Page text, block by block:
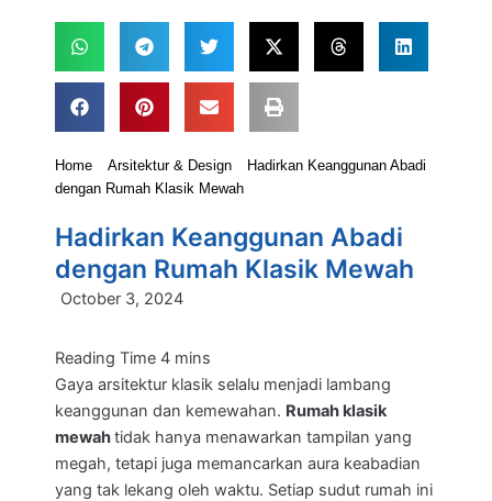
Home Arsitektur & Design
Hadirkan Keanggunan Abadi
dengan Rumah Klasik Mewah
Hadirkan Keanggunan Abadi
dengan Rumah Klasik Mewah
October 3, 2024
Gaya arsitektur klasik selalu menjadi lambang
keanggunan dan kemewahan. Rumah klasik
mewahtidak hanya menawarkan tampilan yang
megah, tetapi juga memancarkan aura keabadian
yang tak lekang oleh waktu. Setiap sudut rumah ini